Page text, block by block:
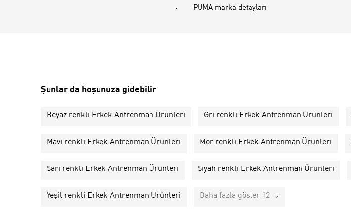
PUMA marka detayları
Şunlar da hoşunuza gidebilir
Beyaz renkli Erkek Antrenman Ürünleri Gri renkli Erkek Antrenman Ürünleri
Mavi renkli Erkek Antrenman Ürünleri Mor renkli Erkek Antrenman Ürünleri
Sarı renkli Erkek Antrenman Ürünleri Siyah renkli Erkek Antrenman Ürünleri
Yeşil renkli Erkek Antrenman Ürünleri Daha fazla göster 12